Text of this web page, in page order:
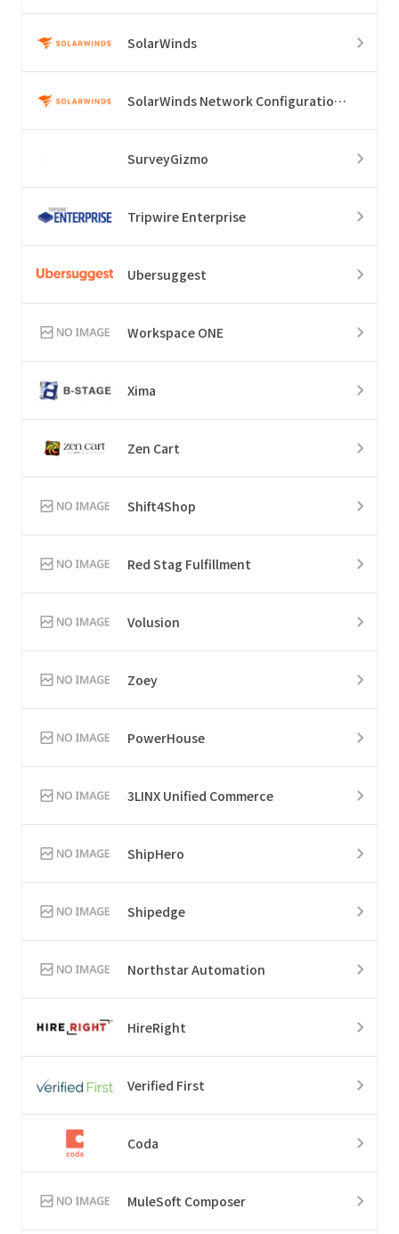
SolarWinds
SolarWinds Network Configuration Manager
SurveyGizmo
Tripwire Enterprise
Ubersuggest
Workspace ONE
Xima
Zen Cart
Shift4Shop
Red Stag Fulfillment
Volusion
Zoey
PowerHouse
3LINX Unified Commerce
ShipHero
Shipedge
Northstar Automation
HireRight
Verified First
Coda
MuleSoft Composer